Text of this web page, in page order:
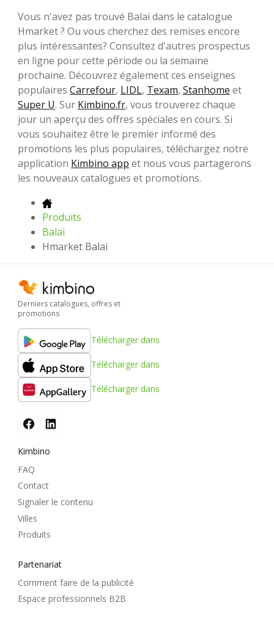
Vous n'avez pas trouvé Balai dans le catalogue
Hmarket ? Ou vous cherchez des remises encore
plus intéressantes? Consultez d'autres prospectus
en ligne pour cette période ou la semaine
prochaine. Découvrez également ces enseignes
populaires Carrefour, LIDL, Texam, Stanhome et
Super U. Sur Kimbino.fr, vous trouverez chaque
jour un aperçu des offres spéciales en cours. Si
vous souhaitez être le premier informé des
promotions les plus populaires, téléchargez notre
application Kimbino app et nous vous partagerons
les nouveaux catalogues et promotions.
Produits
Balai
Hmarket Balai
Derniers catalogues, offres et
promotions
Télécharger dans
Télécharger dans
Télécharger dans
Kimbino
FAQ
Contact
Signaler le contenu
Villes
Produits
Partenariat
Comment faire de la publicité
Espace professionnels B2B